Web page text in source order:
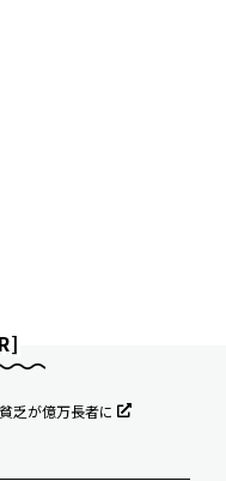
乏が億万長者に